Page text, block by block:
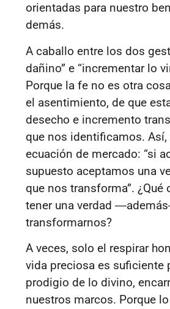
orientadas para nuestro
demás.
A caballo entre los dos
dañino” e “incrementar lo
Porque la fe no es otra
el asentimiento, de que
desecho e incremento
que nos identificamos.
ecuación de mercado: “si
supuesto aceptamos una
que nos transforma”.
tener una verdad
transformarnos?
A veces, solo el respirar
vida preciosa es suficiente
prodigio de lo divino,
nuestros marcos. Porque